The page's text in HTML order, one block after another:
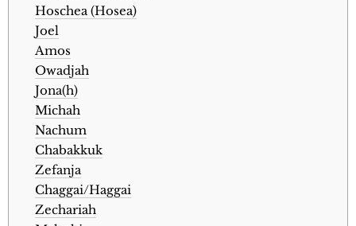
Hoschea (Hosea)
Joel
Amos
Owadjah
Jona(h)
Michah
Nachum
Chabakkuk
Zefanja
Chaggai/Haggai
Zechariah